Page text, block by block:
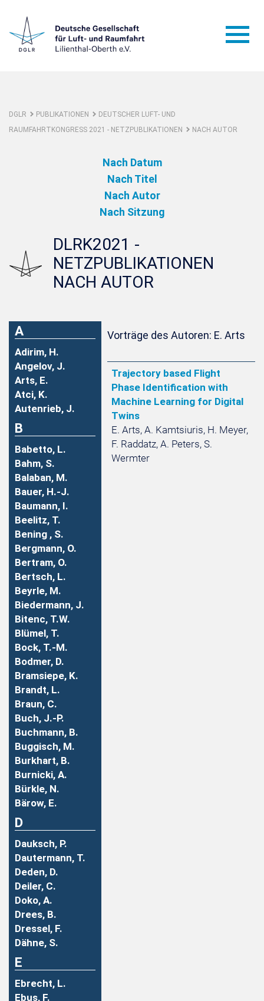
DGLR PUBLIKATIONEN
DEUTSCHER LUFT- UND
RAUMFAHRTKONGRESS 2021 - NETZPUBLIKATIONEN
NACH AUTOR
Nach Datum
Nach Titel
Nach Autor
Nach Sitzung
DLRK2021 -
NETZPUBLIKATIONEN
NACH AUTOR
A
Adirim, H.
Angelov, J.
Arts, E.
Atci, K.
Autenrieb, J.
B
Babetto, L.
Bahm, S.
Balaban, M.
Bauer, H.-J.
Baumann, I.
Beelitz, T.
Bening , S.
Bergmann, O.
Bertram, O.
Bertsch, L.
Beyrle, M.
Biedermann, J.
Bitenc, T.W.
Blümel, T.
Bock, T.-M.
Bodmer, D.
Bramsiepe, K.
Brandt, L.
Braun, C.
Buch, J.-P.
Buchmann, B.
Buggisch, M.
Burkhart, B.
Burnicki, A.
Bürkle, N.
Bärow, E.
D
Dauksch, P.
Dautermann, T.
Deden, D.
Deiler, C.
Doko, A.
Drees, B.
Dressel, F.
Dähne, S.
E
Ebrecht, L.
Ebus, F.
Vorträge des Autoren: E. Arts
Trajectory based Flight
Phase Identification with
Machine Learning for Digital
Twins
E. Arts, A. Kamtsiuris, H. Meyer,
F. Raddatz, A. Peters, S.
Wermter